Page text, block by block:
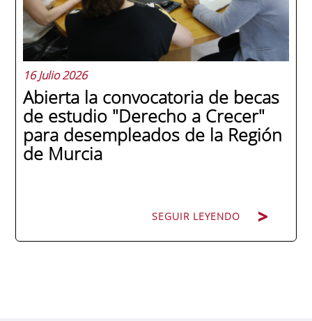
Generac Power Systems en Estados Unidos
y antiguo alumno...
16 Julio 2026
Abierta la convocatoria de becas
de estudio "Derecho a Crecer"
para desempleados de la Región
de Murcia
SEGUIR LEYENDO